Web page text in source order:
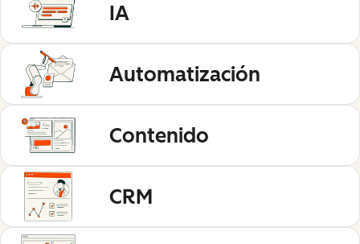
IA
Automatización
Contenido
CRM